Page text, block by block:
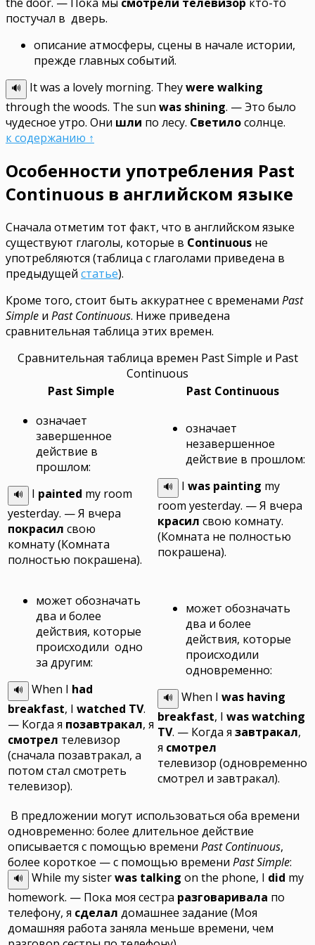
постучал в дверь.
описание атмосферы, сцены в начале истории,
прежде главных событий.
🔊 It was a lovely morning. Theywere walking
through the woods. The sun was shining. — Это было
чудесное утро. Они шли по лесу. Светилосолнце.
к содержанию ↑
Особенности употребления Past
Continuous в английском языке
Сначала отметим тот факт, что в английском языке
существуют глаголы, которые в Continuous не
употребляются (таблица с глаголами приведена в
предыдущей статье).
Кроме того, стоит быть аккуратнее с временами Past
Simple и Past Continuous. Ниже приведена
сравнительная таблица этих времен.
Сравнительная таблица времен Past Simple и Past
Continuous
Past Simple
Past Continuous
означает
завершенное
действие в
прошлом:
🔊 I painted my room
yesterday. — Я вчера
покрасил свою
комнату (Комната
полностью покрашена).
означает
незавершенное
действие в прошлом:
🔊 I was painting my
room yesterday. — Я вчера
красил свою комнату.
(Комната не полностью
покрашена).
может обозначать
два и более
действия, которые
происходили одно
за другим:
🔊 When I had
breakfast, I watched TV.
— Когда я позавтракал, я
смотрел телевизор
(сначала позавтракал, а
потом стал смотреть
телевизор).
может обозначать
два и более
действия, которые
происходили
одновременно:
🔊 When I was having
breakfast, I was watching
TV. — Когда я завтракал,
я смотрел
телевизор (одновременно
смотрел и завтракал).
В предложении могут использоваться оба времени
одновременно: более длительное действие
описывается с помощью времени Past Continuous,
более короткое — с помощью времени Past Simple:
🔊 While my sisterwas talking on the phone, I did my
homework. — Пока моя сестра разговаривала по
телефону, я сделал домашнее задание (Моя
домашняя работа заняла меньше времени, чем